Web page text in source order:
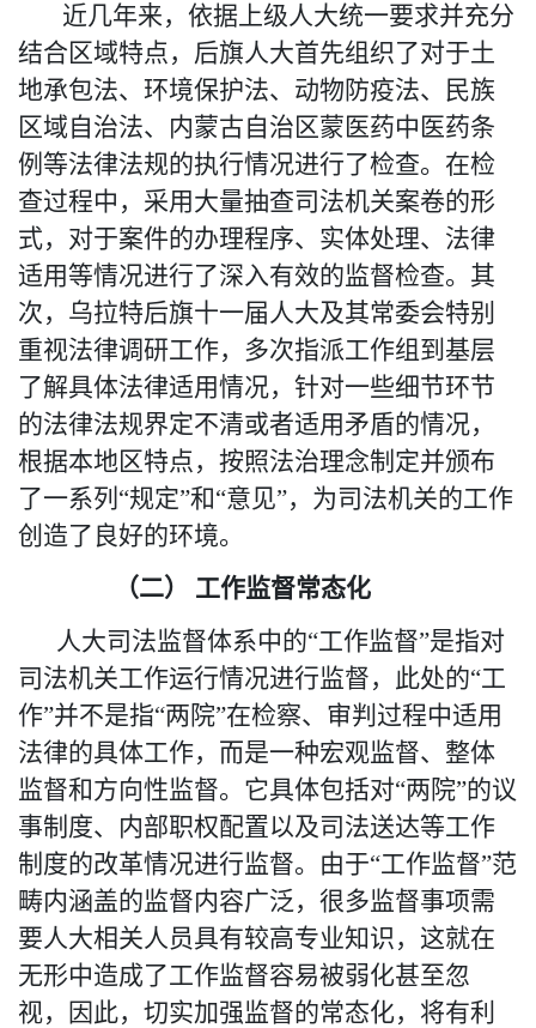
近几年来，依据上级人大统一要求并充分
结合区域特点，后旗人大首先组织了对于土
地承包法、环境保护法、动物防疫法、民族
区域自治法、内蒙古自治区蒙医药中医药条
例等法律法规的执行情况进行了检查。在检
查过程中 ， 采用大量抽查司法机关案卷的形
式，对于案件的办理程序、实体处理、法律
适用等情况进行了深入有效的监督检查。其
次， 乌拉特后旗十一届人大及其常委会特别
重视法律调研工作，多次指派工作组到基层
了解具体法律适用情况，针对一些细节环节
的法律法规界定不清或者适用矛盾的情况，
根据本地区特点，按照法治理念制定并颁布
了一系列 “规定”和“意见”，为司法机关的工作
创造了良好的环境。
（二） 工作监督常态化
人大司法监督体系中的“工作监督”是指对
司法机关工作运行情况进行监督，此处的“工
作”并不是指“两院”在检察、审判过程中适用
法律的具体工作，而是一种宏观监督、整体
监督和方向性监督。它具体包括对“两院”的议
事制度、内部职权配置以及司法送达等工作
制度的改革情况进行监督。由于“工作监督”范
畴内涵盖的监督内容广泛，很多监督事项需
要人大相关人员具有较高专业知识，这就在
无形中造成了工作监督容易被弱化甚至忽
视，因此，切实加强监督的常态化，将有利